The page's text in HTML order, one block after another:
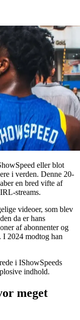
eller blot
i verden. Denne 20-
en bred vifte af
streams.
videoer, som blev
da er hans
af abonnenter og
I 2024 modtog han
i IShowSpeeds
indhold.
meget